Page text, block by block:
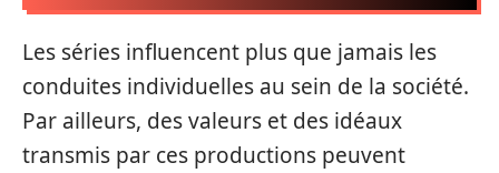
Les séries influencent plus que jamais les
conduites individuelles au sein de la société.
Par ailleurs, des valeurs et des idéaux
transmis par ces productions peuvent